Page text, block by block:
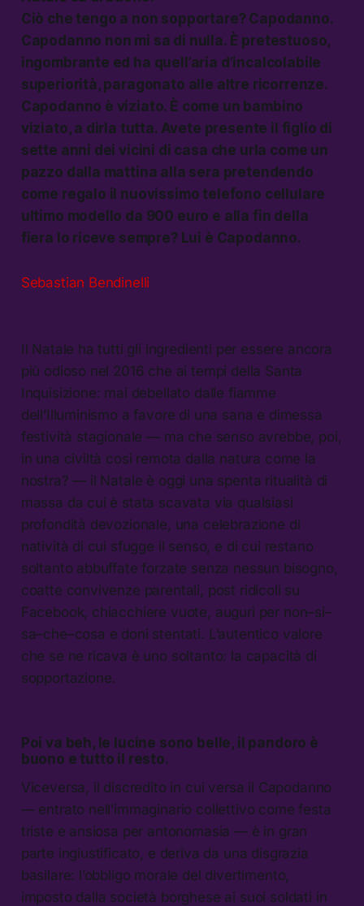
Ciò che tengo a non sopportare? Capodanno.
Capodanno non mi sa di nulla. È pretestuoso,
ingombrante ed ha quell’aria d’incalcolabile
superiorità, paragonato alle altre ricorrenze.
Capodanno è viziato. È come un bambino
viziato, a dirla tutta. Avete presente il figlio di
sette anni dei vicini di casa che urla come un
pazzo dalla mattina alla sera pretendendo
come regalo il nuovissimo telefono cellulare
ultimo modello da 900 euro e alla fin della
fiera lo riceve sempre? Lui è Capodanno.
Sebastian Bendinelli
Il Natale ha tutti gli ingredienti per essere ancora
più odioso nel 2016 che ai tempi della Santa
Inquisizione: mai debellato dalle fiamme
dell’Illuminismo a favore di una sana e dimessa
festività stagionale — ma che senso avrebbe, poi,
in una civiltà così remota dalla natura come la
nostra? — il Natale è oggi una spenta ritualità di
massa da cui è stata scavata via qualsiasi
profondità devozionale, una celebrazione di
natività di cui sfugge il senso, e di cui restano
soltanto abbuffate forzate senza nessun bisogno,
coatte convivenze parentali, post ridicoli su
Facebook, chiacchiere vuote, auguri per non–si–
sa–che–cosa e doni stentati. L’autentico valore
che se ne ricava è uno soltanto: la capacità di
sopportazione.
Poi va beh, le lucine sono belle, il pandoro è
buono e tutto il resto.
Viceversa, il discredito in cui versa il Capodanno
— entrato nell’immaginario collettivo come festa
triste e ansiosa per antonomasia — è in gran
parte ingiustificato, e deriva da una disgrazia
basilare: l’obbligo morale del divertimento,
imposto dalla società borghese ai suoi soldati in